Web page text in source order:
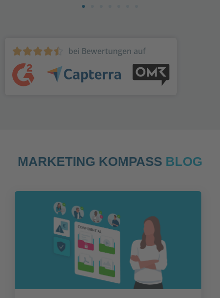
bei Bewertungen auf

MARKETING KOMPASS BLOG